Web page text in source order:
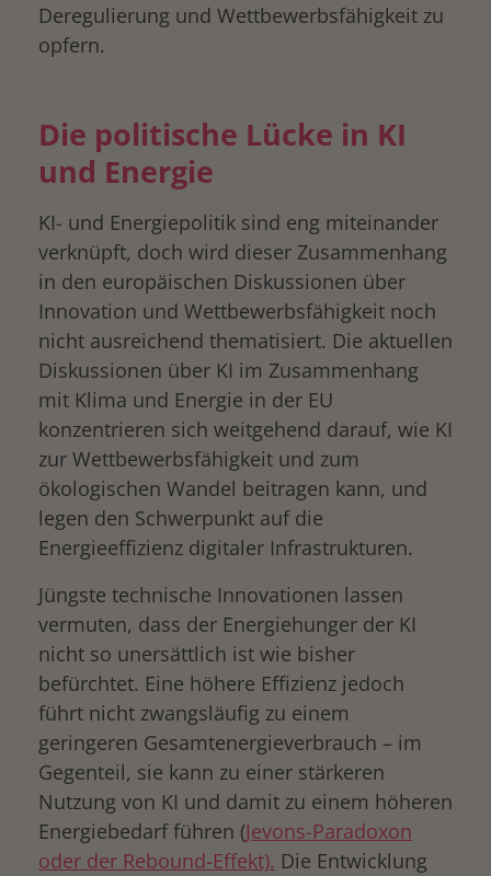
Deregulierung und Wettbewerbsfähigkeit zu
opfern.
Die politische Lücke in KI
und Energie
KI- und Energiepolitik sind eng miteinander
verknüpft, doch wird dieser Zusammenhang
in den europäischen Diskussionen über
Innovation und Wettbewerbsfähigkeit noch
nicht ausreichend thematisiert. Die aktuellen
Diskussionen über KI im Zusammenhang
mit Klima und Energie in der EU
konzentrieren sich weitgehend darauf, wie KI
zur Wettbewerbsfähigkeit und zum
ökologischen Wandel beitragen kann, und
legen den Schwerpunkt auf die
Energieeffizienz digitaler Infrastrukturen.
Jüngste technische Innovationen lassen
vermuten, dass der Energiehunger der KI
nicht so unersättlich ist wie bisher
befürchtet. Eine höhere Effizienz jedoch
führt nicht zwangsläufig zu einem
geringeren Gesamtenergieverbrauch – im
Gegenteil, sie kann zu einer stärkeren
Nutzung von KI und damit zu einem höheren
Energiebedarf führen (Jevons-Paradoxon
oder der Rebound-Effekt). Die Entwicklung